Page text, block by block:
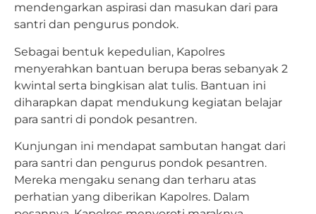
mendengarkan aspirasi dan masukan dari para
santri dan pengurus pondok.
Sebagai bentuk kepedulian, Kapolres
menyerahkan bantuan berupa beras sebanyak 2
kwintal serta bingkisan alat tulis. Bantuan ini
diharapkan dapat mendukung kegiatan belajar
para santri di pondok pesantren.
Kunjungan ini mendapat sambutan hangat dari
para santri dan pengurus pondok pesantren.
Mereka mengaku senang dan terharu atas
perhatian yang diberikan Kapolres. Dalam